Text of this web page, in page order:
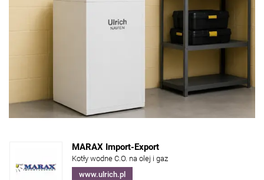
MARAX Import-Export
Kotły wodne C.O. na olej i gaz
www.ulrich.pl